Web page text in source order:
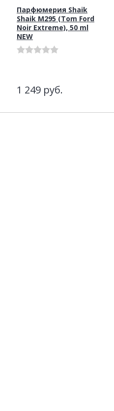
Парфюмерия Shaik
Shaik M295 (Tom Ford
Noir Extreme), 50 ml
NEW
1 249 руб.